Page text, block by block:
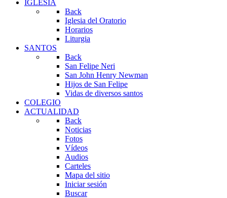
IGLESIA
Back
Iglesia del Oratorio
Horarios
Liturgia
SANTOS
Back
San Felipe Neri
San John Henry Newman
Hijos de San Felipe
Vidas de diversos santos
COLEGIO
ACTUALIDAD
Back
Noticias
Fotos
Vídeos
Audios
Carteles
Mapa del sitio
Iniciar sesión
Buscar